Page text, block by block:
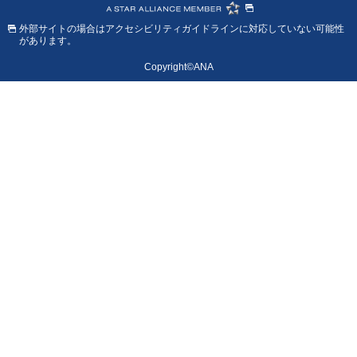
外部サイトの場合はアクセシビリティガイドラインに対応していない可能性
があります。
Copyright©ANA